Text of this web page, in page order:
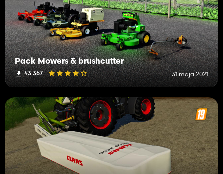
Pack Mowers & brushcutter
43 367 31 maja 2021